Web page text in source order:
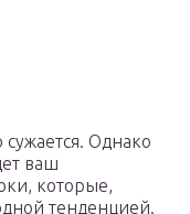
Однако
ваш
которые,
тенденцией.